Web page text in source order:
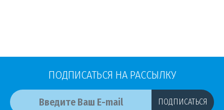
ПОДПИСАТЬСЯ НА РАССЫЛКУ
ПОДПИСАТЬСЯ